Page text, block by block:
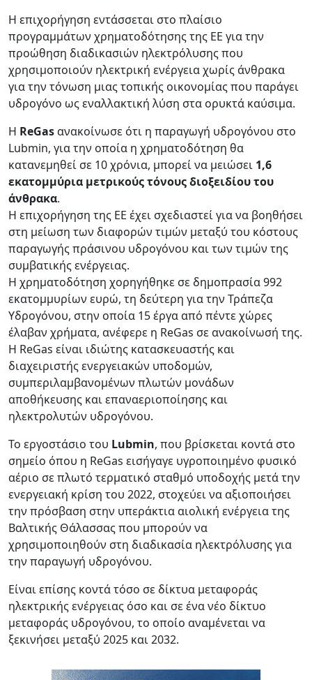
Η επιχορήγηση εντάσσεται στο πλαίσιο
προγραμμάτων χρηματοδότησης της ΕΕ για την
προώθηση διαδικασιών ηλεκτρόλυσης που
χρησιμοποιούν ηλεκτρική ενέργεια χωρίς άνθρακα
για την τόνωση μιας τοπικής οικονομίας που παράγει
υδρογόνο ως εναλλακτική λύση στα ορυκτά καύσιμα.
Η ReGasανακοίνωσε ότι η παραγωγή υδρογόνου στο
Lubmin, για την οποία η χρηματοδότηση θα
κατανεμηθεί σε 10 χρόνια, μπορεί να μειώσει 1,6
εκατομμύρια μετρικούς τόνους διοξειδίου του
άνθρακα.
Η επιχορήγηση της ΕΕ έχει σχεδιαστεί για να βοηθήσει
στη μείωση των διαφορών τιμών μεταξύ του κόστους
παραγωγής πράσινου υδρογόνου και των τιμών της
συμβατικής ενέργειας.
Η χρηματοδότηση χορηγήθηκε σε δημοπρασία 992
εκατομμυρίων ευρώ, τη δεύτερη για την Τράπεζα
Υδρογόνου, στην οποία 15 έργα από πέντε χώρες
έλαβαν χρήματα, ανέφερε η ReGas σε ανακοίνωσή της.
Η ReGas είναι ιδιώτης κατασκευαστής και
διαχειριστής ενεργειακών υποδομών,
συμπεριλαμβανομένων πλωτών μονάδων
αποθήκευσης και επαναεριοποίησης και
ηλεκτρολυτών υδρογόνου.
Το εργοστάσιο του Lubmin, που βρίσκεται κοντά στο
σημείο όπου η ReGas εισήγαγε υγροποιημένο φυσικό
αέριο σε πλωτό τερματικό σταθμό υποδοχής μετά την
ενεργειακή κρίση του 2022, στοχεύει να αξιοποιήσει
την πρόσβαση στην υπεράκτια αιολική ενέργεια της
Βαλτικής Θάλασσας που μπορούν να
χρησιμοποιηθούν στη διαδικασία ηλεκτρόλυσης για
την παραγωγή υδρογόνου.
Είναι επίσης κοντά τόσο σε δίκτυα μεταφοράς
ηλεκτρικής ενέργειας όσο και σε ένα νέο δίκτυο
μεταφοράς υδρογόνου, το οποίο αναμένεται να
ξεκινήσει μεταξύ 2025 και 2032.